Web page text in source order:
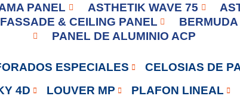
PANEL
ASTHETIK WAVE 75
FASSADE & CEILING PANEL
PANEL DE ALUMINIO ACP
ESPECIALES
CELOSIAS DE
4D LOUVER MP PLAFON LINEAL